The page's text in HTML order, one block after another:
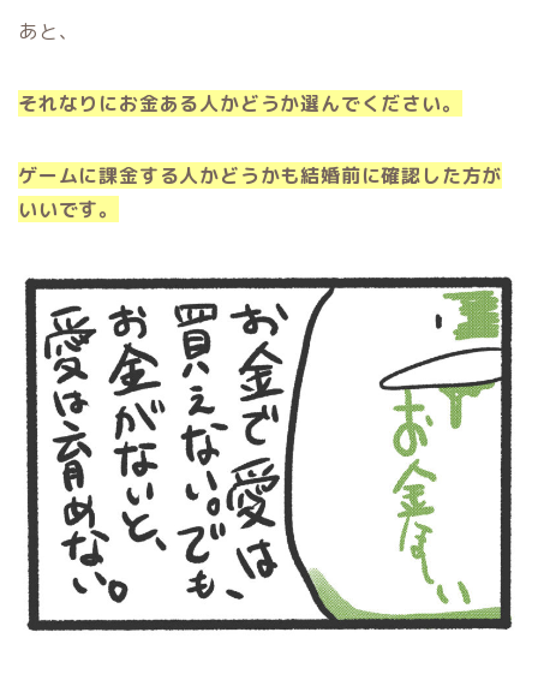
あと、
それなりにお金ある人かどうか選んでください。
ゲームに課金する人かどうかも結婚前に確認した方が
いいです。